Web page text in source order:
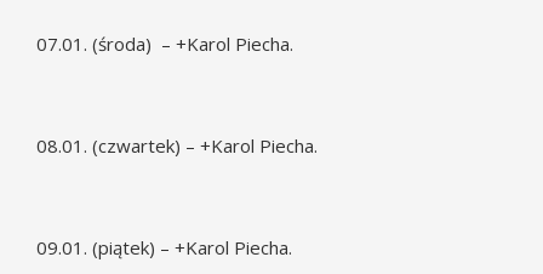
07.01. (środa) – +Karol Piecha.
08.01. (czwartek) – +Karol Piecha.
09.01. (piątek) – +Karol Piecha.